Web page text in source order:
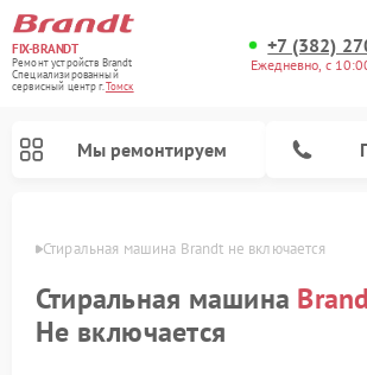
FIX-BRANDT
Ремонт устройств Brandt
Специализированный
cервисный центр г.Томск
+7 (382)
Ежедневно, с
Мы ремонтируем
Стиральная машина Brandt не включается
Стиральная машина
Не включается